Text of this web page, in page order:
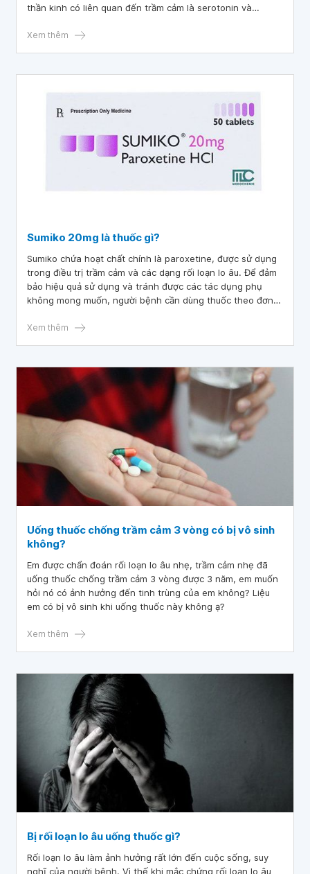
thần kinh có liên quan đến trầm cảm là serotonin và
vấn đề tâm lý như trầm cảm và lo âu. Ngoài ra thuốc cũng
Xem thêm
Sumiko 20mg là thuốc gì?
Sumiko chứa hoạt chất chính là paroxetine, được sử dụng
trong điều trị trầm cảm và các dạng rối loạn lo âu. Để đảm
bảo hiệu quả sử dụng và tránh được các tác dụng phụ
không mong muốn, người bệnh cần dùng thuốc theo đơn
Xem thêm
Uống thuốc chống trầm cảm 3 vòng có bị vô sinh
không?
Em được chẩn đoán rối loạn lo âu nhẹ, trầm cảm nhẹ đã
uống thuốc chống trầm cảm 3 vòng được 3 năm, em muốn
hỏi nó có ảnh hưởng đến tinh trùng của em không? Liệu
em có bị vô sinh khi uống thuốc này không ạ?
Xem thêm
Bị rối loạn lo âu uống thuốc gì?
Rối loạn lo âu làm ảnh hưởng rất lớn đến cuộc sống, suy
nghĩ của người bệnh. Vì thế khi mắc chứng rối loạn lo âu